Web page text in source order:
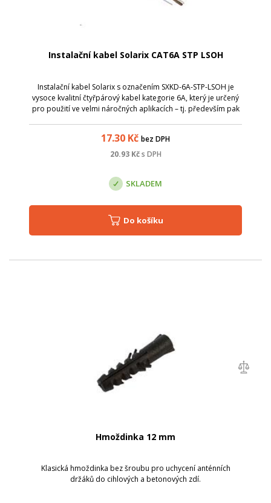
Instalační kabel Solarix CAT6A STP LSOH
Instalační kabel Solarix s označením SXKD-6A-STP-LSOH je
vysoce kvalitní čtyřpárový kabel kategorie 6A, který je určený
pro použití ve velmi náročných aplikacích – tj. především pak
17.30 Kč bez DPH
20.93Kč s DPH
SKLADEM
Do košíku
Hmoždinka 12 mm
Klasická hmoždinka bez šroubu pro uchycení anténních
držáků do cihlových a betonových zdí.